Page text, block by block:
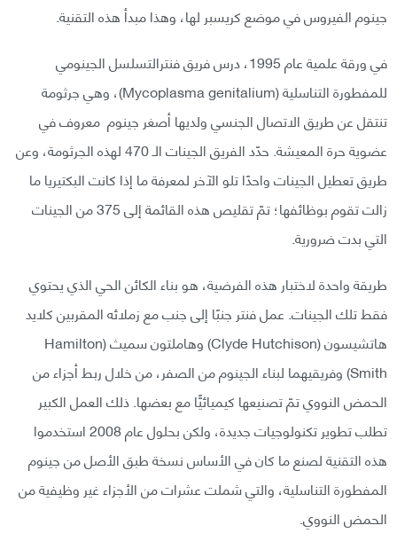
جينوم الفيروس في موضع كريسبر لها، وهذا مبدأ هذه التقنية.
في ورقة علمية عام 1995، درس فريق فنترالتسلسل الجينومي
للمفطورة التناسلية (Mycoplasma genitalium)، وهي جرثومة
تنتقل عن طريق الاتصال الجنسي ولديها أصغر جينوم معروف في
عضوية حرة المعيشة. حدّد الفريق الجينات الـ 470 لهذه الجرثومة، وعن
طريق تعطيل الجينات واحدًا تلو الآخر لمعرفة ما إذا كانت البكتيريا ما
زالت تقوم بوظائفها؛ تمّ تقليص هذه القائمة إلى 375 من الجينات
التي بدت ضرورية.
طريقة واحدة لاختبار هذه الفرضية، هو بناء الكائن الحي الذي يحتوي
فقط تلك الجينات. عمل فنتر جنبًا إلى جنب مع زملائه المقربين كلايد
هاتشيسون (Clyde Hutchison) وهاملتون سميث (Hamilton
Smith) وفريقيهما لبناء الجينوم من الصفر، من خلال ربط أجزاء من
الحمض النووي تمّ تصنيعها كيميائيًّا مع بعضها. ذلك العمل الكبير
تطلب تطوير تكنولوجيات جديدة، ولكن بحلول عام 2008 استخدموا
هذه التقنية لصنع ما كان في الأساس نسخة طبق الأصل من جينوم
المفطورة التناسلية، والتي شملت عشرات من الأجزاء غير وظيفية من
الحمض النووي.